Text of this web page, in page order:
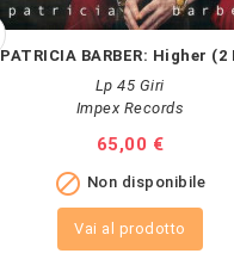
PATRICIA BARBER: Higher (2
Lp 45 Giri
Impex Records
Prezzo
65,00 €
 Non disponibile
Vai al prodotto